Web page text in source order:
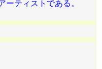
ーティストである。